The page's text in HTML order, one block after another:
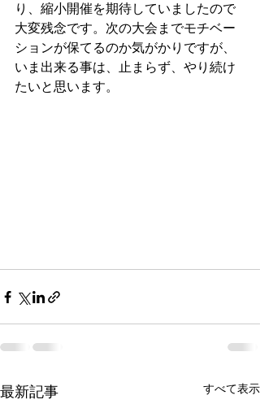
り、縮小開催を期待していましたので
大変残念です。次の大会までモチベー
ションが保てるのか気がかりですが、
いま出来る事は、止まらず、やり続け
たいと思います。
最新記事 すべて表示